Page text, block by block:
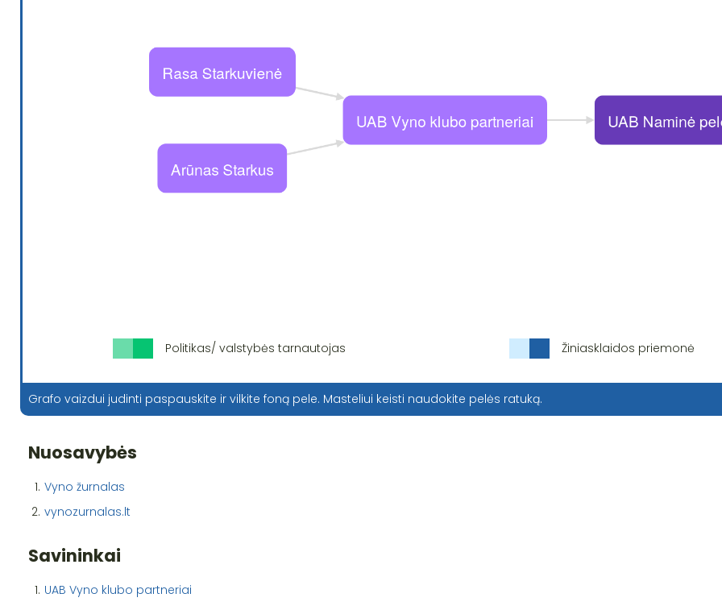
Politikas/ valstybės tarnautojas Žiniasklaidos priemonė
Grafo vaizdui judinti paspauskite ir vilkite foną pele. Masteliui keisti naudokite pelės ratuką.
Nuosavybės
1. Vyno žurnalas
2. vynozurnalas.lt
Savininkai
1. UAB Vyno klubo partneriai